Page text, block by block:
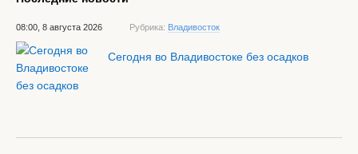
08:00, 8 августа 2026 Рубрика: Владивосток
Сегодня во Владивостоке без осадков